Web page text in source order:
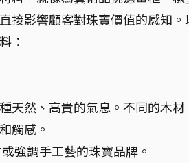
接影響顧客對珠寶價值的感知
：
天然、高貴的氣息。不同的木
觸感。
強調手工藝的珠寶品牌。